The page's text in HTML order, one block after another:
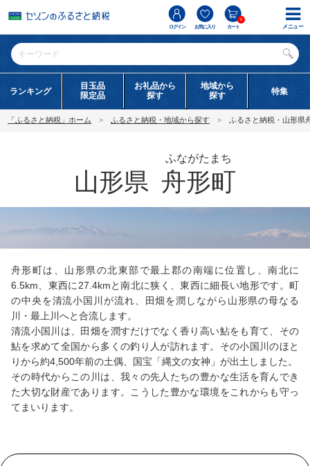
ログイン お気に入り カート
0
ランキング
目玉品
限定品
お礼品から
探す
地域から
探す
特集
「ふるさと納税」ホーム ふるさと納税・地域から探す ふるさと納税・山形県
山形県 舟形町
ふながたまち
舟形町は、山形県の北東部で最上郡の南端に位置し、南北に
6.5km、東西に27.4kmと南北に狭く、東西に細長い地形です。町
の中央を清流小国川が流れ、田畑を潤しながら山形県の母なる
川・最上川へと合流します。
清流小国川は、田畑を潤すだけでなく香り高い鮎をも育て、その
鮎を求めて全国から多くの釣り人が訪れます。その小国川のほと
りから約4,500年前の土偶、国宝「縄文の女神」が出土しました。
その時代からこの川は、我々の先人たちの豊かな生活を育んでき
た大切な財産であります。こうした豊かな環境をこれからも守っ
てまいります。
メニュー